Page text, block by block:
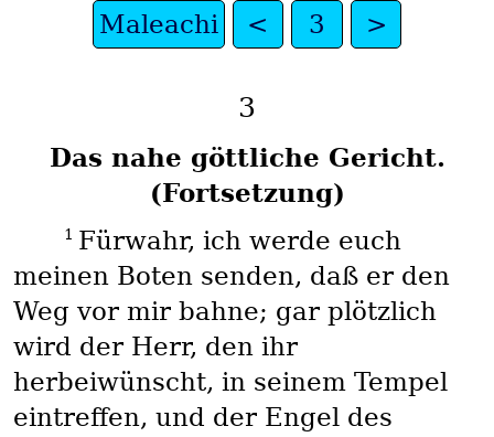
Maleachi < 3 >
3
Das nahe göttliche Gericht.
(Fortsetzung)
1 Fürwahr, ich werde euch
meinen Boten senden, daß er den
Weg vor mir bahne; gar plötzlich
wird der Herr, den ihr
herbeiwünscht, in seinem Tempel
eintreffen, und der Engel des